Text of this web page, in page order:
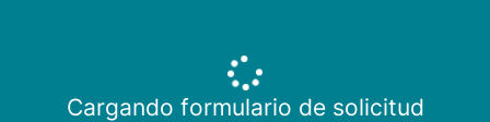
Cargando formulario de solicitud